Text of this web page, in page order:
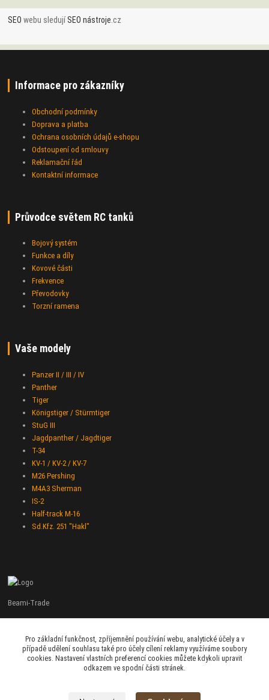
SEO webu sledujíSEO nástroje .cz
Informace pro zákazníky
Obchodní podmínky
Doprava a platba
Ochrana osobních údajů e-shopu
Odstoupení od smlouvy
Reklamační řád
Kontaktní informace
Průvodce světem RC tanků
Bojový systém
Funkce a díly
Kovové části
Frekvence
Převodovky
Torzní ramena
Vaše modely
Panzer II / III / IV
Panther
Tiger
Königstiger / Stürmtiger
StuG III
Jagdpanther / Jagdtiger
T-34
KV-1 / KV-2 / KV-7
M26 Pershing
M4A3 Sherman
IS-2
Half-track M-16
Sd.Kfz. 251 "Hakl"
Beami-Trade
+420 775 427 778
Po - Pá 9:00 - 16:00
admin@beami-trade.cz
Pro základní funkčnost, zpříjemnění používání webu, analytické účely a v
případě udělení souhlasu také pro účely cílení reklamy využíváme soubory
cookies. Nastavení vlastních preferencí cookies můžete kdykoli upravit
odkazem ve spodní části stránek.